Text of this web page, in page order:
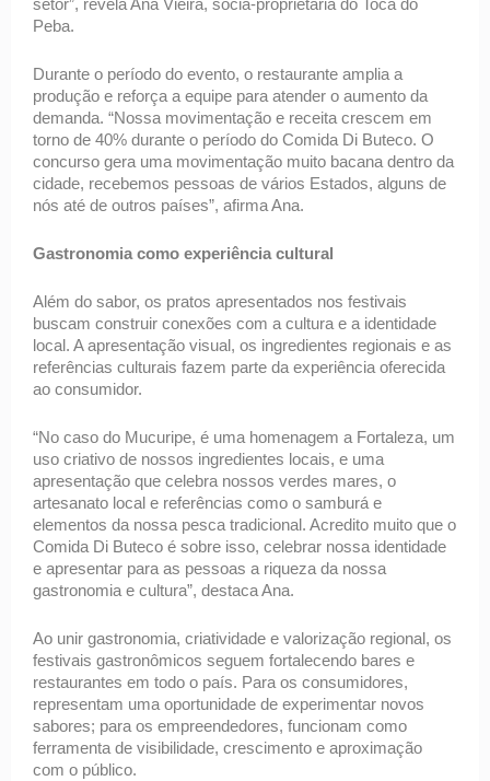
setor”, revela Ana Vieira, sócia-proprietária do Toca do
Peba.
Durante o período do evento, o restaurante amplia a
produção e reforça a equipe para atender o aumento da
demanda. “Nossa movimentação e receita crescem em
torno de 40% durante o período do Comida Di Buteco. O
concurso gera uma movimentação muito bacana dentro da
cidade, recebemos pessoas de vários Estados, alguns de
nós até de outros países”, afirma Ana.
Gastronomia como experiência cultural
Além do sabor, os pratos apresentados nos festivais
buscam construir conexões com a cultura e a identidade
local. A apresentação visual, os ingredientes regionais e as
referências culturais fazem parte da experiência oferecida
ao consumidor.
“No caso do Mucuripe, é uma homenagem a Fortaleza, um
uso criativo de nossos ingredientes locais, e uma
apresentação que celebra nossos verdes mares, o
artesanato local e referências como o samburá e
elementos da nossa pesca tradicional. Acredito muito que o
Comida Di Buteco é sobre isso, celebrar nossa identidade
e apresentar para as pessoas a riqueza da nossa
gastronomia e cultura”, destaca Ana.
Ao unir gastronomia, criatividade e valorização regional, os
festivais gastronômicos seguem fortalecendo bares e
restaurantes em todo o país. Para os consumidores,
representam uma oportunidade de experimentar novos
sabores; para os empreendedores, funcionam como
ferramenta de visibilidade, crescimento e aproximação
com o público.